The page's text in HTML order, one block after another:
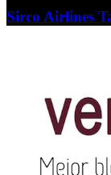
Sirco Airlines